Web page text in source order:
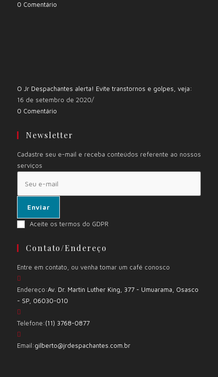
0 Comentário
O Jr Despachantes alerta! Evite transtornos e golpes, veja:
16 de setembro de 2020/
0 Comentário
Newsletter
Cadastre seu e-mail e receba conteúdos referente ao nossos
serviços
Enviar
Aceite os termos do GDPR
Contato/Endereço
Entre em contato, ou venha tomar um café conosco
Endereço:Av. Dr. Martin Luther King, 377 - Umuarama, Osasco
- SP, 06030-010
Telefone:(11) 3768-0877
Email:gilberto@jrdespachantes.com.br